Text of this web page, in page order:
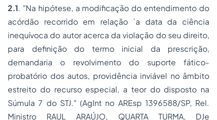
2.1. "Na hipótese, a modificação do entendimento do
acórdão recorrido em relação `a data da ciência
inequívoca do autor acerca da violação do seu direito,
para definição do termo inicial da prescrição,
demandaria o revolvimento do suporte fático-
probatório dos autos, providência inviável no âmbito
estreito do recurso especial, a teor do disposto na
Súmula 7 do STJ." (AgInt no AREsp 1396588/SP, Rel.
Ministro RAUL ARAÚJO, QUARTA TURMA, DJe